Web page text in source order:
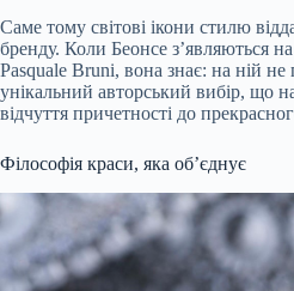
Саме тому світові ікони стилю
бренду. Коли Беонсе з’являються
Pasquale Bruni, вона знає: на ній не
унікальний авторський вибір, що
відчуття причетності до
Філософія краси, яка об’єднує